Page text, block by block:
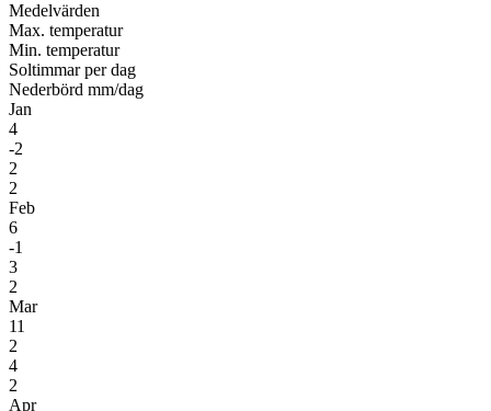
Medel­värden
Max. temperatur
Min. temperatur
Soltimmar per dag
Nederbörd mm/dag
Jan
4
-2
2
2
Feb
6
-1
3
2
Mar
11
2
4
2
Apr